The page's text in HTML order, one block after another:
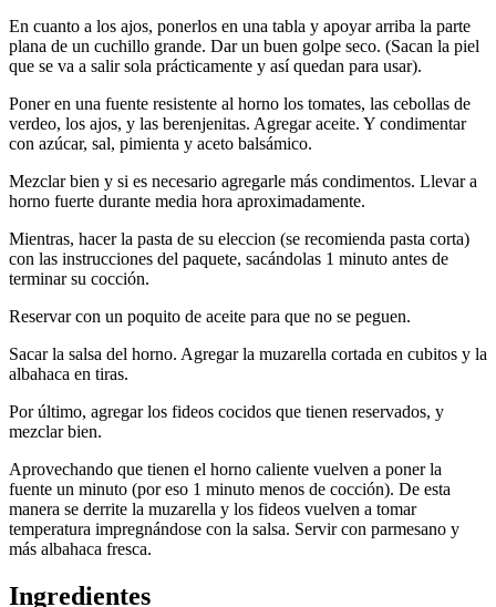
En cuanto a los ajos, ponerlos en una tabla y apoyar arriba la parte
plana de un cuchillo grande. Dar un buen golpe seco. (Sacan la piel
que se va a salir sola prácticamente y así quedan para usar).
Poner en una fuente resistente al horno los tomates, las cebollas de
verdeo, los ajos, y las berenjenitas. Agregar aceite. Y condimentar
con azúcar, sal, pimienta y aceto balsámico.
Mezclar bien y si es necesario agregarle más condimentos. Llevar a
horno fuerte durante media hora aproximadamente.
Mientras, hacer la pasta de su eleccion (se recomienda pasta corta)
con las instrucciones del paquete, sacándolas 1 minuto antes de
terminar su cocción.
Reservar con un poquito de aceite para que no se peguen.
Sacar la salsa del horno. Agregar la muzarella cortada en cubitos y la
albahaca en tiras.
Por último, agregar los fideos cocidos que tienen reservados, y
mezclar bien.
Aprovechando que tienen el horno caliente vuelven a poner la
fuente un minuto (por eso 1 minuto menos de cocción). De esta
manera se derrite la muzarella y los fideos vuelven a tomar
temperatura impregnándose con la salsa. Servir con parmesano y
más albahaca fresca.
Ingredientes